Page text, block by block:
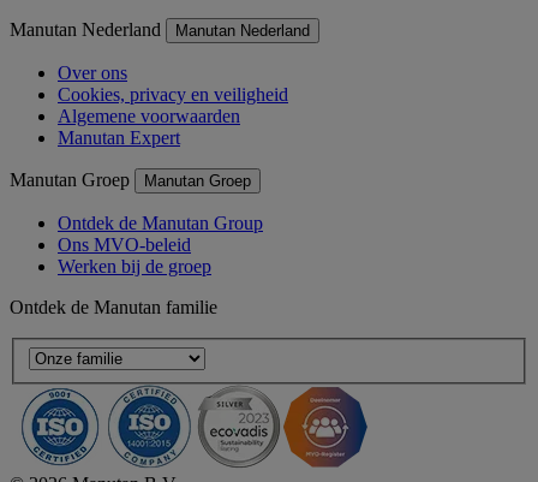
Manutan Nederland Manutan Nederland
Over ons
Cookies, privacy en veiligheid
Algemene voorwaarden
Manutan Expert
Manutan Groep Manutan Groep
Ontdek de Manutan Group
Ons MVO-beleid
Werken bij de groep
Ontdek de Manutan familie